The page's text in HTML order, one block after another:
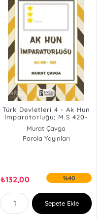
Türk Devletleri 4 - Ak Hun
İmparatorluğu; M.S 420-
552
Murat Çavga
Parola Yayınları
₺132,00 %40
Sepete Ekle